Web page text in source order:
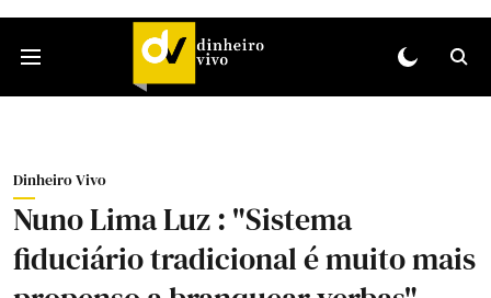
Dinheiro Vivo
Nuno Lima Luz : "Sistema
fiduciário tradicional é muito mais